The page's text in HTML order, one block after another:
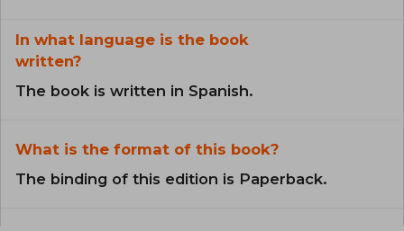
In what language is the book
written?
The book is written in Spanish.
What is the format of this book?
The binding of this edition is Paperback.